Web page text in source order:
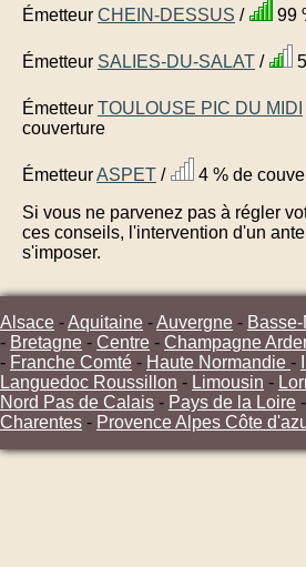
Émetteur CHEIN-DESSUS / 99
Émetteur SALIES-DU-SALAT /
Émetteur TOULOUSE PIC DU MIDI
couverture
ÉmetteurASPET /
4 % de
Si vous ne parvenez pas à régler
ces conseils, l'intervention d'un
s'imposer.
Alsace -Aquitaine -Auvergne -
- Bretagne - Centre - Champagne
- Franche Comté - Haute Normandie -
Languedoc Roussillon - Limousin -
Nord Pas de Calais - Pays de la Loire -
Charentes - Provence Alpes Côte